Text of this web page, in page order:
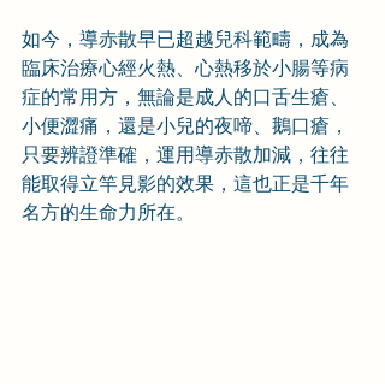
如今，導赤散早已超越兒科範疇，成為
臨床治療心經火熱、心熱移於小腸等病
症的常用方，無論是成人的口舌生瘡、
小便澀痛，還是小兒的夜啼、鵝口瘡，
只要辨證準確，運用導赤散加減，往往
能取得立竿見影的效果，這也正是千年
名方的生命力所在。